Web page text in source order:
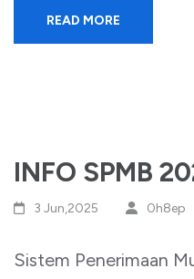
READ MORE
INFO SPMB
3 Jun,2025 0h8ep
Sistem Penerimaan